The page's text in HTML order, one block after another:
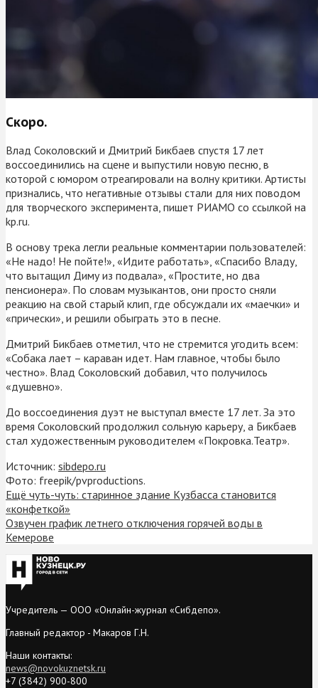
Скоро.
Влад Соколовский и Дмитрий Бикбаев спустя 17 лет
воссоединились на сцене и выпустили новую песню, в
которой с юмором отреагировали на волну критики. Артисты
признались, что негативные отзывы стали для них поводом
для творческого эксперимента, пишет РИАМО со ссылкой на
kp.ru.
В основу трека легли реальные комментарии пользователей:
«Не надо! Не пойте!», «Идите работать», «Спасибо Владу,
что вытащил Диму из подвала», «Простите, но два
пенсионера». По словам музыкантов, они просто сняли
реакцию на свой старый клип, где обсуждали их «маечки» и
«прически», и решили обыграть это в песне.
Дмитрий Бикбаев отметил, что не стремится угодить всем:
«Собака лает – караван идет. Нам главное, чтобы было
честно». Влад Соколовский добавил, что получилось
«душевно».
До воссоединения дуэт не выступал вместе 17 лет. За это
время Соколовский продолжил сольную карьеру, а Бикбаев
стал художественным руководителем «Покровка.Театр».
Источник: sibdepo.ru
Фото: freepik/pvproductions.
Ещё чуть-чуть: старинное здание Кузбасса становится
«конфеткой»
Озвучен график летнего отключения горячей воды в
Кемерове
Учредитель — ООО «Онлайн-журнал «Сибдепо».
Главный редактор - Макаров Г.Н.
Наши контакты:
news@novokuznetsk.ru
+7 (3842) 900-800